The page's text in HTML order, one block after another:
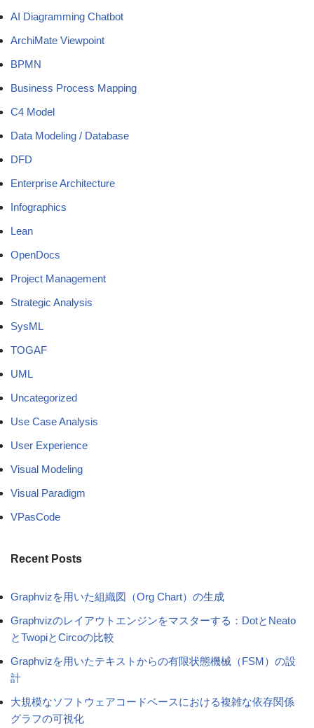
AI Diagramming Chatbot
ArchiMate Viewpoint
BPMN
Business Process Mapping
C4 Model
Data Modeling / Database
DFD
Enterprise Architecture
Infographics
Lean
OpenDocs
Project Management
Strategic Analysis
SysML
TOGAF
UML
Uncategorized
Use Case Analysis
User Experience
Visual Modeling
Visual Paradigm
VPasCode
Recent Posts
Graphvizを用いた組織図（Org Chart）の生成
Graphvizのレイアウトエンジンをマスターする：DotとNeato
とTwopiとCircoの比較
Graphvizを用いたテキストからの有限状態機械（FSM）の設
計
大規模なソフトウェアコードベースにおける複雑な依存関係
グラフの可視化